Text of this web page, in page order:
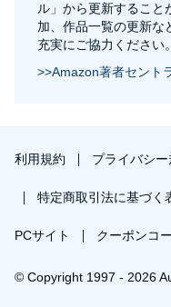
ル」から更新すること
加、作品一覧の更新な
充実にご協力ください。
>>Amazon著者セント
利用規約 プライバシー
特定商取引法に基づく
PCサイト クーポンコ
© Copyright 1997 - 2026